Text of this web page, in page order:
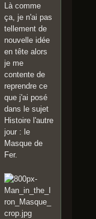
Là comme
ça, je n'ai pas
tellement de
nouvelle idée
en tête alors
je me
contente de
reprendre ce
que j'ai posé
dans le sujet
Histoire l'autre
jour : le
Masque de
Fer.